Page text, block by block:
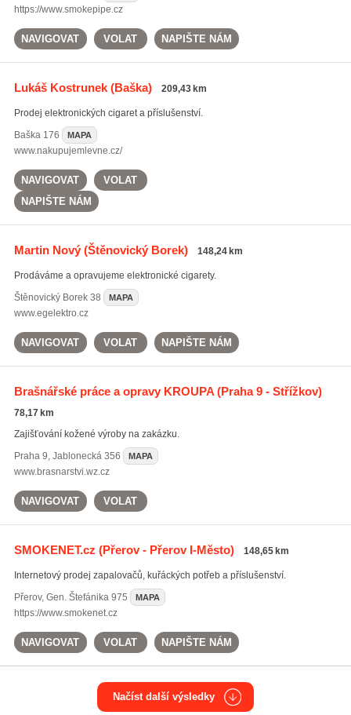
https://www.smokepipe.cz
NAVIGOVAT VOLAT NAPIŠTE NÁM
Lukáš Kostrunek(Baška) 209,43 km
Prodej elektronických cigaret a příslušenství.
Baška176 MAPA
www.nakupujemlevne.cz/
NAVIGOVAT
VOLAT
NAPIŠTE NÁM
Martin Nový(Štěnovický Borek) 148,24 km
Prodáváme a opravujeme elektronické cigarety.
Štěnovický Borek38 MAPA
www.egelektro.cz
NAVIGOVAT VOLAT NAPIŠTE NÁM
Brašnářské práce a opravy KROUPA(Praha 9 - Střížkov)
78,17 km
Zajišťování kožené výroby na zakázku.
Praha 9, Jablonecká 356 MAPA
www.brasnarstvi.wz.cz
NAVIGOVAT VOLAT
SMOKENET.cz (Přerov - Přerov I-Město) 148,65 km
Internetový prodej zapalovačů, kuřáckých potřeb a příslušenství.
Přerov, Gen. Štefánika 975 MAPA
https://www.smokenet.cz
NAVIGOVAT VOLAT NAPIŠTE NÁM
Načíst další výsledky